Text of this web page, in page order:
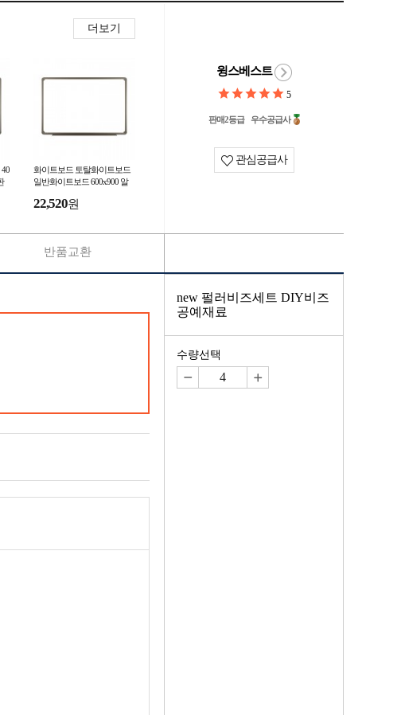
더보기
화이트보드 토탈화이트보드
일반화이트보드 600x900 알
22,520원
윙스베스트
5
판매2등급 우수공급사
관심공급사
반품교환
new 펄러비즈세트 DIY비즈
공예재료
수량선택